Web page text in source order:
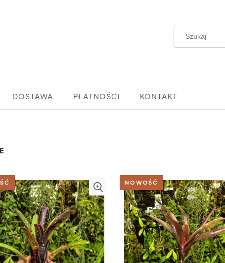
DOSTAWA PŁATNOŚCI KONTAKT
NOWOŚĆ